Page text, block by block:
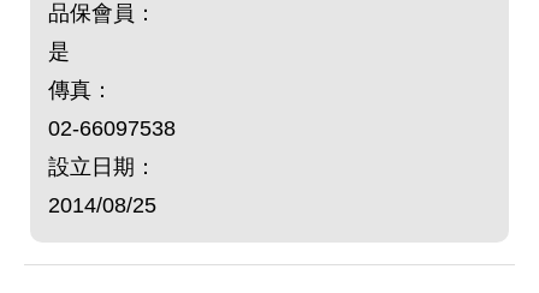
品保會員：
是
傳真：
02-66097538
設立日期：
2014/08/25